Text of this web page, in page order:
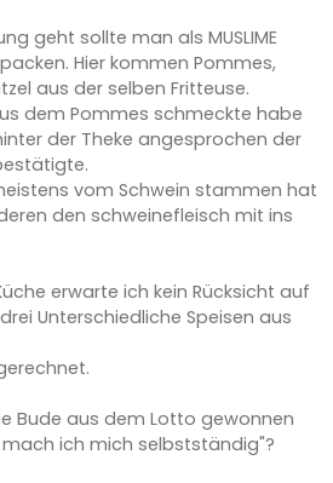
geht sollte man als MUSLIME
Hier kommen Pommes,
aus der selben Fritteuse.
dem Pommes schmeckte habe
der Theke angesprochen der
vom Schwein stammen hat
den schweinefleisch mit ins
erwarte ich kein Rücksicht auf
Unterschiedliche Speisen aus
Bude aus dem Lotto gewonnen
ich mich selbstständig"?